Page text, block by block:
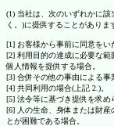
(1) 当社は、次のいずれかに
く。)に提供することがありま
[1] お客様から事前に同意をい
[2] 利用目的の達成に必要な
個人情報を提供する場合。
[3] 合併その他の事由による事
[4] 共同利用の場合(上記 2.)。
[5] 法令等に基づき提供を求め
[6] 人の生命、身体または財産
とが困難である場合。